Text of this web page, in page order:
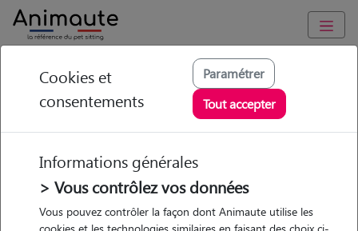
Animaute Ile-de-France Seine-et-Marne/Château-Landon
Lucie - Petsitter à
Chenou
5/5 (11 avis)
Cookies et
consentements
Paramétrer
Tout accepter
Informations générales
> Vous contrôlez vos données
Vous pouvez contrôler la façon dont Animaute utilise les